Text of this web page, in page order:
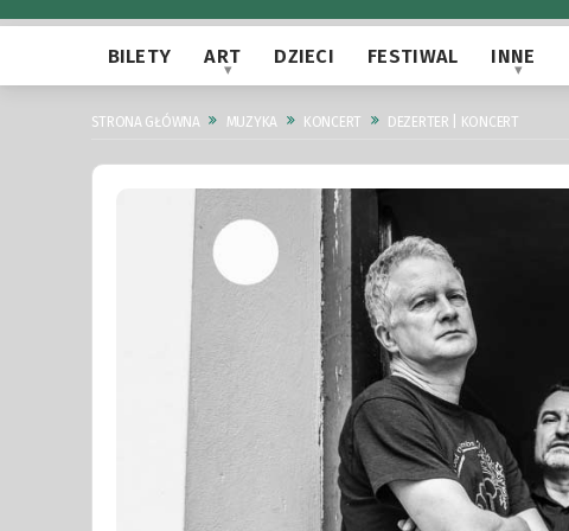
BILETY ART DZIECI FESTIWAL INNE
STRONA GŁÓWNA MUZYKA KONCERT DEZERTER | KONCERT